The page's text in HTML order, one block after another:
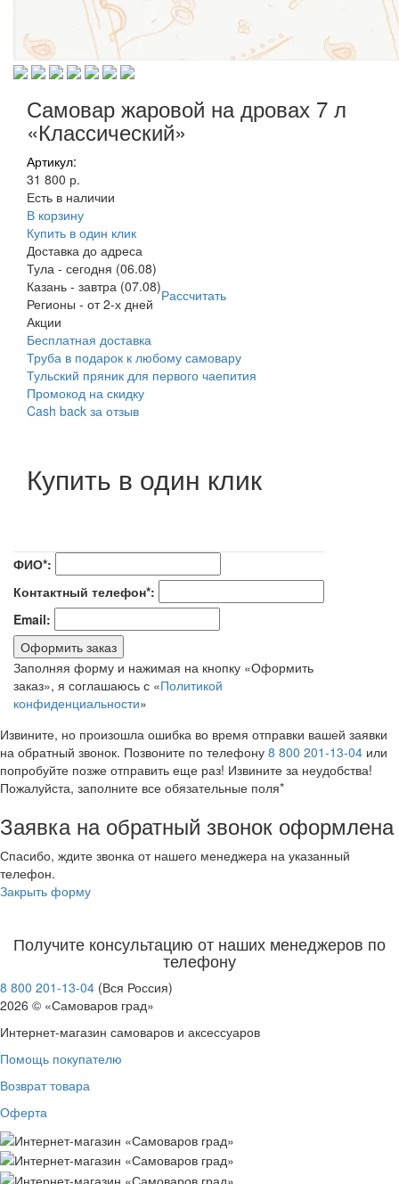
Самовар жаровой на дровах 7 л
«Классический»
Артикул:
31 800 р.
Есть в наличии
В корзину
Купить в один клик
Доставка до адреса
Тула - сегодня (06.08)
Казань - завтра (07.08)Рассчитать
Регионы - от 2-х дней
Акции
Бесплатная доставка
Труба в подарок к любому самовару
Тульский пряник для первого чаепития
Промокод на скидку
Cash back за отзыв
Купить в один клик
ФИО*:
Контактный телефон*:
Email:
Оформить заказ
Заполняя форму и нажимая на кнопку «Оформить
заказ», я соглашаюсь с «Политикой
конфиденциальности»
Извините, но произошла ошибка во время отправки вашей заявки
на обратный звонок. Позвоните по телефону 8 800 201-13-04 или
попробуйте позже отправить еще раз! Извините за неудобства!
Пожалуйста, заполните все обязательные поля*
Заявка на обратный звонок оформлена
Спасибо, ждите звонка от нашего менеджера на указанный
телефон.
Закрыть форму
Получите консультацию от наших менеджеров по
телефону
8 800 201-13-04 (Вся Россия)
2026 © «Самоваров град»
Интернет-магазин самоваров и аксессуаров
Помощь покупателю
Возврат товара
Оферта